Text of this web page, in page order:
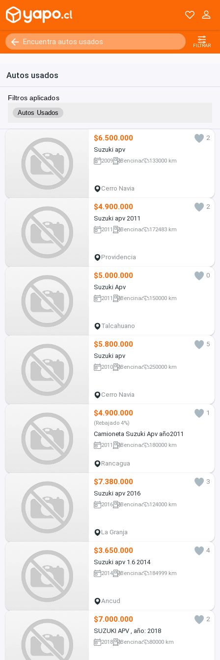
FILTRAR
Autos usados
Filtros aplicados
Autos Usados
$6.500.000
2
Suzuki apv
2009 Bencina 133000 km
Cerro Navia
$4.900.000
2
Suzuki apv 2011
2011 Bencina 172483 km
Providencia
$5.000.000
0
Suzuki Apv
2011 Bencina 150000 km
Talcahuano
$5.800.000
5
Suzuki apv
2010 Bencina 250000 km
Cerro Navia
$4.900.000 1
(Rebajado 4%)
Camioneta Suzuki Apv año2011
2011 Bencina 180000 km
Rancagua
$7.380.000
3
Suzuki apv 2016
2016 Bencina 124000 km
La Granja
$3.650.000
4
Suzuki apv 1.6 2014
2014 Bencina 184999 km
Ancud
$7.000.000
2
SUZUKI APV , año: 2018
2018 Bencina 80000 km